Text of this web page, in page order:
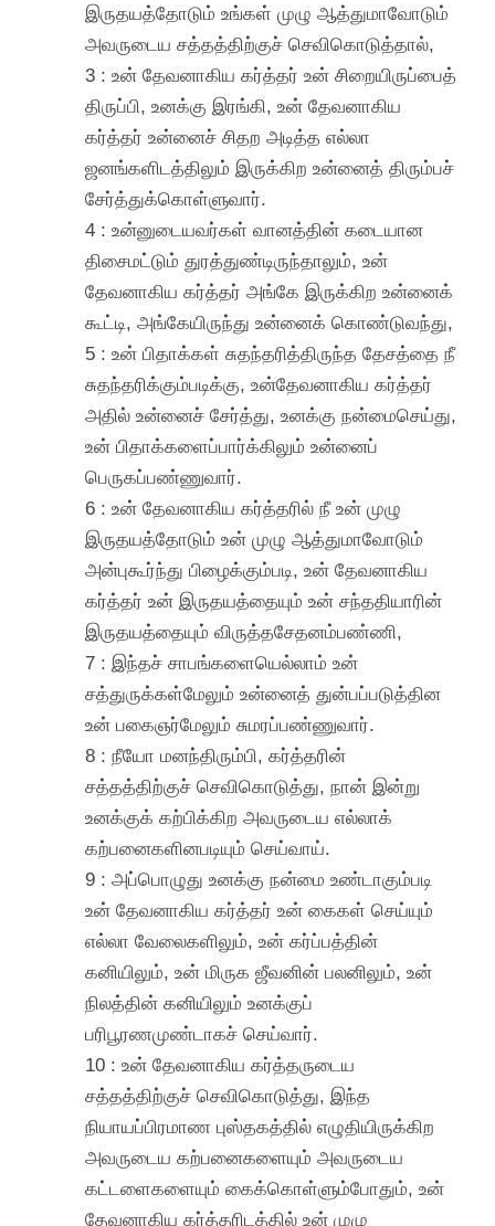
இருதயத்தோடும் உங்கள் முழு ஆத்துமாவோடும்
அவருடைய சத்தத்திற்குச் செவிகொடுத்தால்,
3 : உன் தேவனாகிய கர்த்தர் உன் சிறையிருப்பைத்
திருப்பி, உனக்கு இரங்கி, உன் தேவனாகிய
கர்த்தர் உன்னைச் சிதற அடித்த எல்லா
ஜனங்களிடத்திலும் இருக்கிற உன்னைத் திரும்பச்
சேர்த்துக்கொள்ளுவார்.
4 : உன்னுடையவர்கள் வானத்தின் கடையான
திசைமட்டும் துரத்துண்டிருந்தாலும், உன்
தேவனாகிய கர்த்தர் அங்கே இருக்கிற உன்னைக்
கூட்டி, அங்கேயிருந்து உன்னைக் கொண்டுவந்து,
5 : உன் பிதாக்கள் சுதந்தரித்திருந்த தேசத்தை நீ
சுதந்தரிக்கும்படிக்கு, உன்தேவனாகிய கர்த்தர்
அதில் உன்னைச் சேர்த்து, உனக்கு நன்மைசெய்து,
உன் பிதாக்களைப்பார்க்கிலும் உன்னைப்
பெருகப்பண்ணுவார்.
6 : உன் தேவனாகிய கர்த்தரில் நீ உன் முழு
இருதயத்தோடும் உன் முழு ஆத்துமாவோடும்
அன்புகூர்ந்து பிழைக்கும்படி, உன் தேவனாகிய
கர்த்தர் உன் இருதயத்தையும் உன் சந்ததியாரின்
இருதயத்தையும் விருத்தசேதனம்பண்ணி,
7 : இந்தச் சாபங்களையெல்லாம் உன்
சத்துருக்கள்மேலும் உன்னைத் துன்பப்படுத்தின
உன் பகைஞர்மேலும் சுமரப்பண்ணுவார்.
8 : நீயோ மனந்திரும்பி, கர்த்தரின்
சத்தத்திற்குச் செவிகொடுத்து, நான் இன்று
உனக்குக் கற்பிக்கிற அவருடைய எல்லாக்
கற்பனைகளினபடியும் செய்வாய்.
9 : அப்பொழுது உனக்கு நன்மை உண்டாகும்படி
உன் தேவனாகிய கர்த்தர் உன் கைகள் செய்யும்
எல்லா வேலைகளிலும், உன் கர்ப்பத்தின்
கனியிலும், உன் மிருக ஜீவனின் பலனிலும், உன்
நிலத்தின் கனியிலும் உனக்குப்
பரிபூரணமுண்டாகச் செய்வார்.
10 : உன் தேவனாகிய கர்த்தருடைய
சத்தத்திற்குச் செவிகொடுத்து, இந்த
நியாயப்பிரமாண புஸ்தகத்தில் எழுதியிருக்கிற
அவருடைய கற்பனைகளையும் அவருடைய
கட்டளைகளையும் கைக்கொள்ளும்போதும், உன்
தேவனாகிய கர்த்தரிடத்தில் உன் முழு